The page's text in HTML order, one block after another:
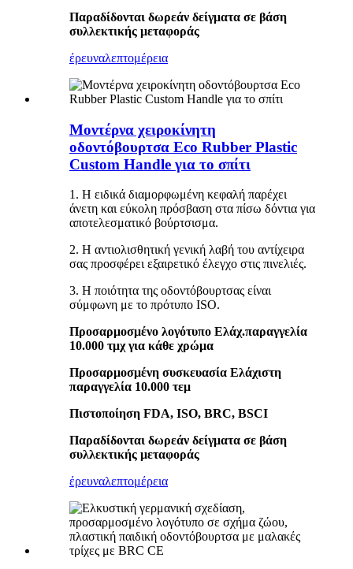
Παραδίδονται δωρεάν δείγματα σε βάση
συλλεκτικής μεταφοράς
έρευναλεπτομέρεια
Μοντέρνα χειροκίνητη
οδοντόβουρτσα Eco Rubber Plastic
Custom Handle για το σπίτι
1. Η ειδικά διαμορφωμένη κεφαλή παρέχει
άνετη και εύκολη πρόσβαση στα πίσω δόντια για
αποτελεσματικό βούρτσισμα.
2. Η αντιολισθητική γενική λαβή του αντίχειρα
σας προσφέρει εξαιρετικό έλεγχο στις πινελιές.
3. Η ποιότητα της οδοντόβουρτσας είναι
σύμφωνη με το πρότυπο ISO.
Προσαρμοσμένο λογότυπο Ελάχ.παραγγελία
10.000 τμχ για κάθε χρώμα
Προσαρμοσμένη συσκευασία Ελάχιστη
παραγγελία 10.000 τεμ
Πιστοποίηση FDA, ISO, BRC, BSCI
Παραδίδονται δωρεάν δείγματα σε βάση
συλλεκτικής μεταφοράς
έρευναλεπτομέρεια